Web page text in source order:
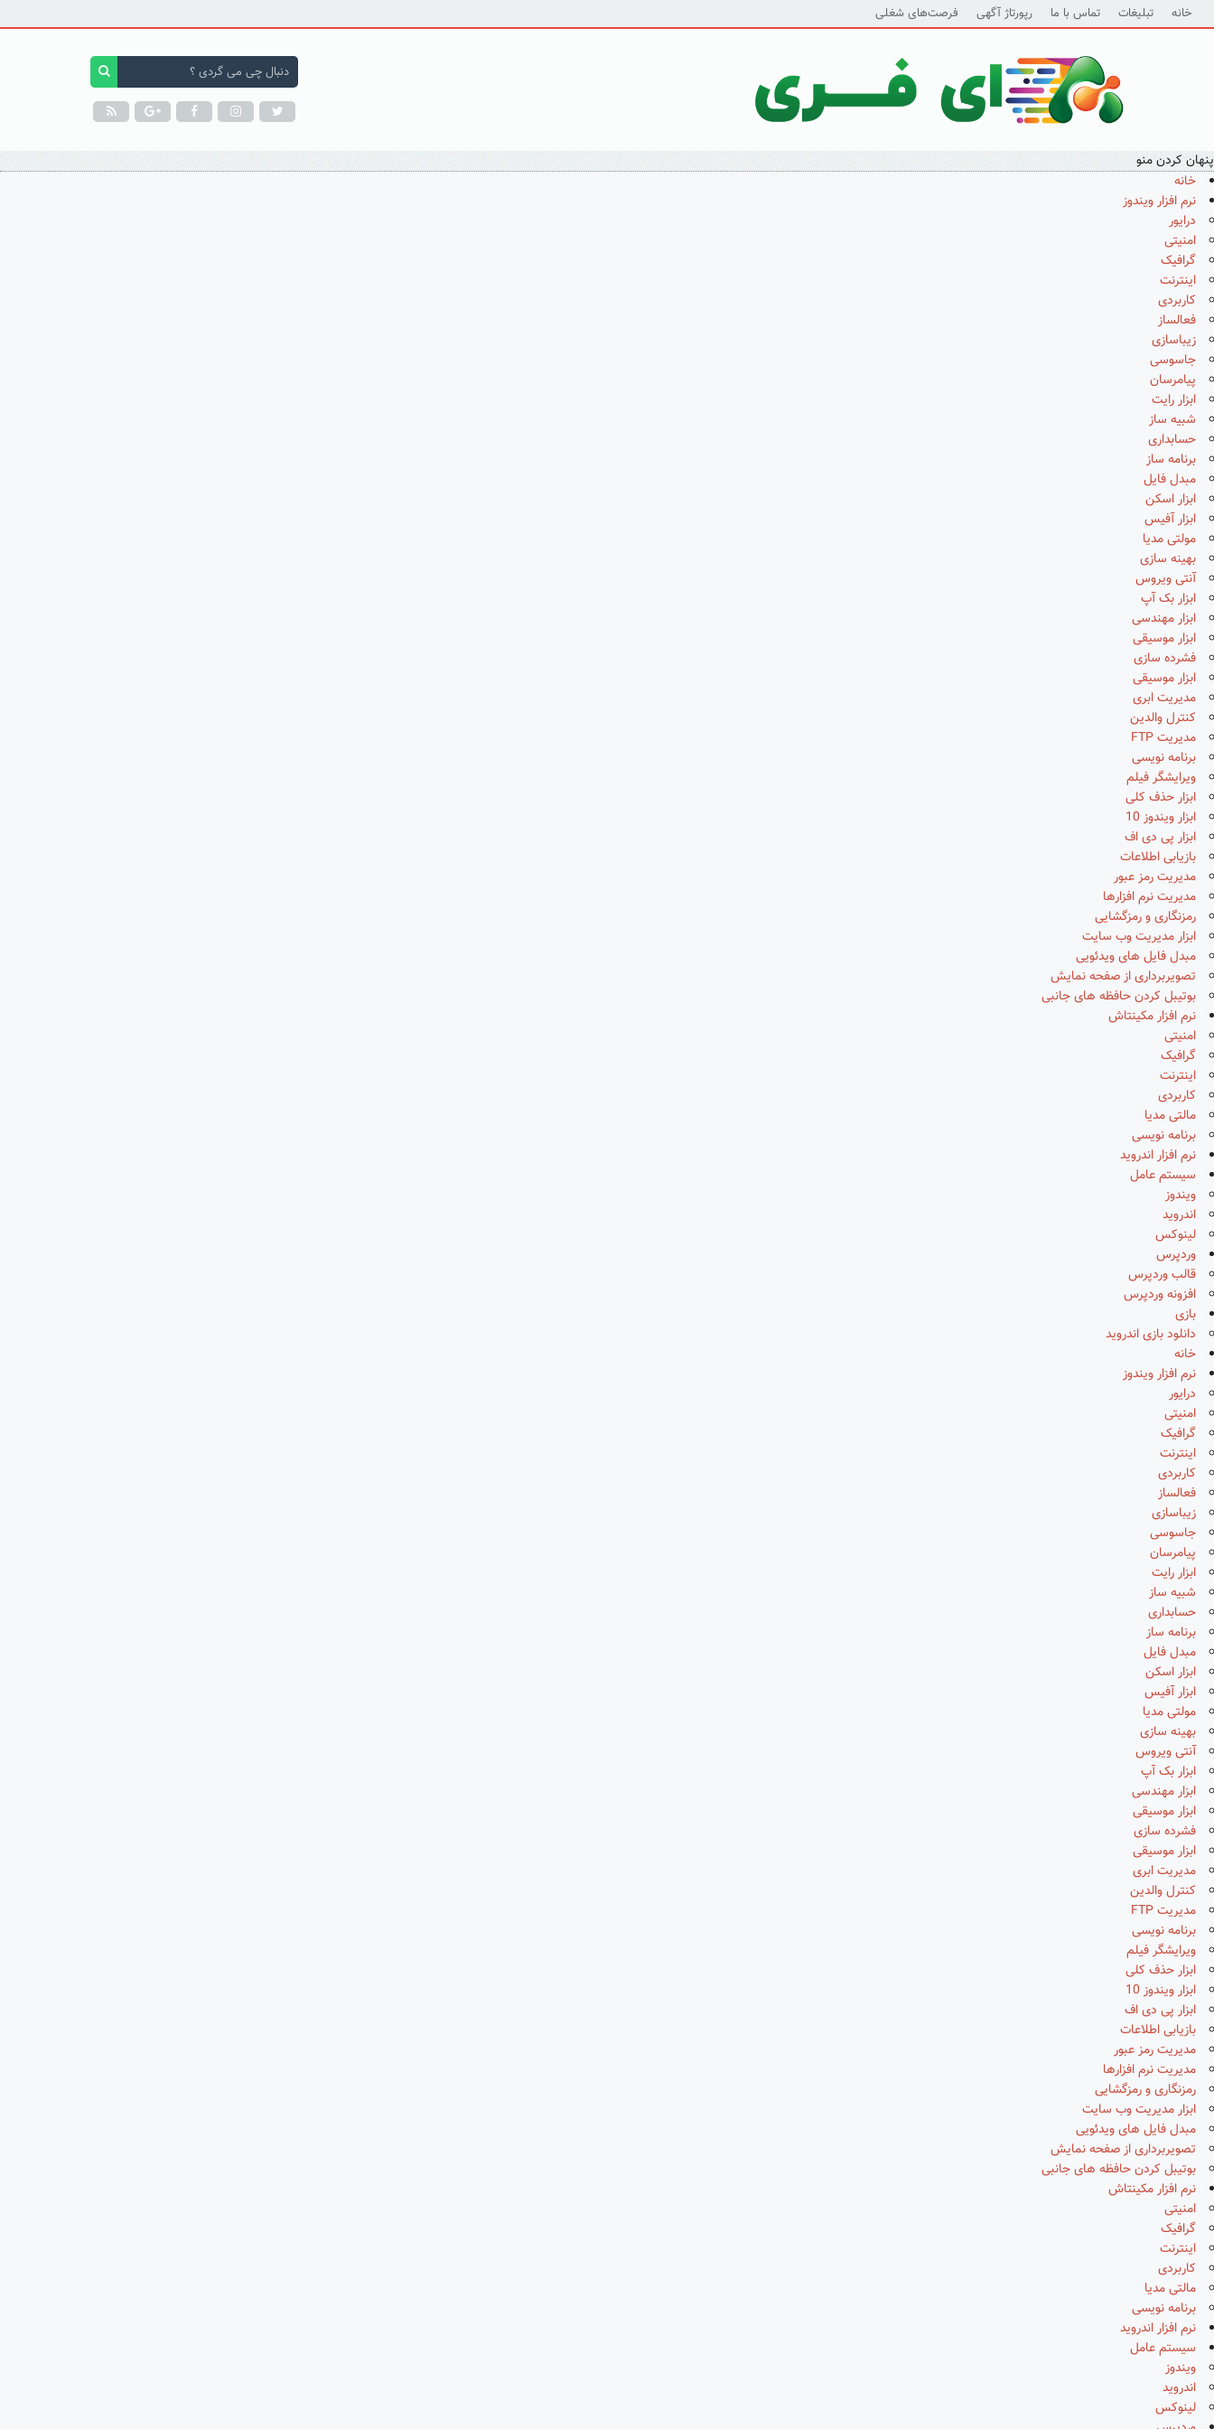
خانه تبلیغات تماس با ما رپورتاژ آگهی فرصت‌های شغلی
پنهان کردن منو
خانه
نرم افزار ویندوز
درایور
امنیتی
گرافیک
اینترنت
کاربردی
فعالساز
زیباسازی
جاسوسی
پیامرسان
ابزار رایت
شبیه ساز
حسابداری
برنامه ساز
مبدل فایل
ابزار اسکن
ابزار آفیس
مولتی مدیا
بهینه سازی
آنتی ویروس
ابزار بک آپ
ابزار مهندسی
ابزار موسیقی
فشرده سازی
ابزار موسیقی
مدیریت ابری
کنترل والدین
مدیریت FTP
برنامه نویسی
ویرایشگر فیلم
ابزار حذف کلی
ابزار ویندوز 10
ابزار پی دی اف
بازیابی اطلاعات
مدیریت رمز عبور
مدیریت نرم افزارها
رمزنگاری و رمزگشایی
ابزار مدیریت وب سایت
مبدل فایل های ویدئویی
تصویربرداری از صفحه نمایش
بوتیبل کردن حافظه های جانبی
نرم افزار مکینتاش
امنیتی
گرافیک
اینترنت
کاربردی
مالتی مدیا
برنامه نویسی
نرم افزار اندروید
سیستم عامل
ویندوز
اندروید
لینوکس
وردپرس
قالب وردپرس
افزونه وردپرس
بازی
دانلود بازی اندروید
خانه
نرم افزار ویندوز
درایور
امنیتی
گرافیک
اینترنت
کاربردی
فعالساز
زیباسازی
جاسوسی
پیامرسان
ابزار رایت
شبیه ساز
حسابداری
برنامه ساز
مبدل فایل
ابزار اسکن
ابزار آفیس
مولتی مدیا
بهینه سازی
آنتی ویروس
ابزار بک آپ
ابزار مهندسی
ابزار موسیقی
فشرده سازی
ابزار موسیقی
مدیریت ابری
کنترل والدین
مدیریت FTP
برنامه نویسی
ویرایشگر فیلم
ابزار حذف کلی
ابزار ویندوز 10
ابزار پی دی اف
بازیابی اطلاعات
مدیریت رمز عبور
مدیریت نرم افزارها
رمزنگاری و رمزگشایی
ابزار مدیریت وب سایت
مبدل فایل های ویدئویی
تصویربرداری از صفحه نمایش
بوتیبل کردن حافظه های جانبی
نرم افزار مکینتاش
امنیتی
گرافیک
اینترنت
کاربردی
مالتی مدیا
برنامه نویسی
نرم افزار اندروید
سیستم عامل
ویندوز
اندروید
لینوکس